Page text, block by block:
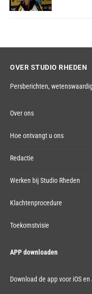
OVER STUDIO RHEDEN
Persberichten,
Over ons
Hoe ontvangt u ons
Redactie
Werken bij Studio Rheden
Klachtenprocedure
Toekomstvisie
APP downloaden
Download de app voor iOS en